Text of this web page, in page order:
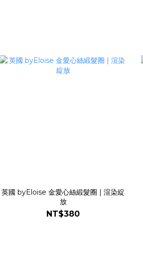
英國 byEloise 金愛心絲緞髮圈 | 渲染綻
放
NT$380